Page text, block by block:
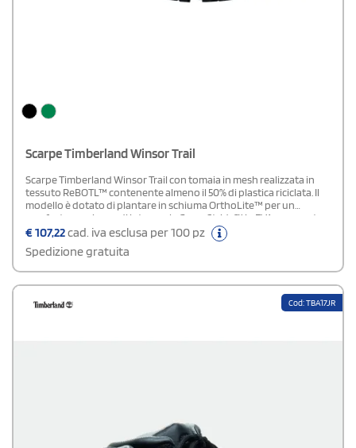
Scarpe Timberland Winsor Trail
Scarpe Timberland Winsor Trail con tomaia in mesh realizzata in
tessuto ReBOTL™ contenente almeno il 50% di plastica riciclata. Il
modello è dotato di plantare in schiuma OrthoLite™ per un
comfort superiore e di intersuola GreenStride™ in EVA, composta
per almeno il 65% da materiali di origine biologica derivati da canna
da zucchero e gomma coltivata in modo responsabile.
€107,22cad. iva esclusa per 100 pz
Spedizione gratuita
Cod: TBA17JR